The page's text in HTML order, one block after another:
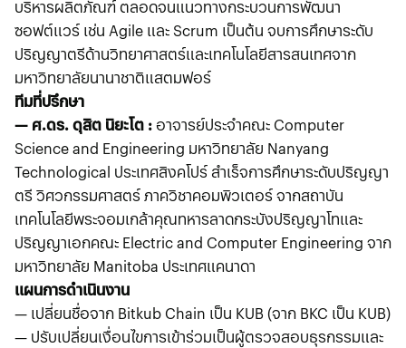
บริหารผลิตภัณฑ์ ตลอดจนแนวทางกระบวนการพัฒนา
ซอฟต์แวร์ เช่น Agile และ Scrum เป็นต้น จบการศึกษาระดับ
ปริญญาตรีด้านวิทยาศาสตร์และเทคโนโลยีสารสนเทศจาก
มหาวิทยาลัยนานาชาติแสตมฟอร์
ทีมที่ปรึกษา
— ศ.ดร. ดุสิต นิยะโต :อาจารย์ประจำคณะ Computer
Science and Engineering มหาวิทยาลัย Nanyang
Technological ประเทศสิงคโปร์ สำเร็จการศึกษาระดับปริญญา
ตรี วิศวกรรมศาสตร์ ภาควิชาคอมพิวเตอร์ จากสถาบัน
เทคโนโลยีพระจอมเกล้าคุณทหารลาดกระบังปริญญาโทและ
ปริญญาเอกคณะ Electric and Computer Engineering จาก
มหาวิทยาลัย Manitoba ประเทศแคนาดา
แผนการดำเนินงาน
— เปลี่ยนชื่อจาก Bitkub Chain เป็น KUB (จาก BKC เป็น KUB)
— ปรับเปลี่ยนเงื่อนไขการเข้าร่วมเป็นผู้ตรวจสอบธุรกรรมและ